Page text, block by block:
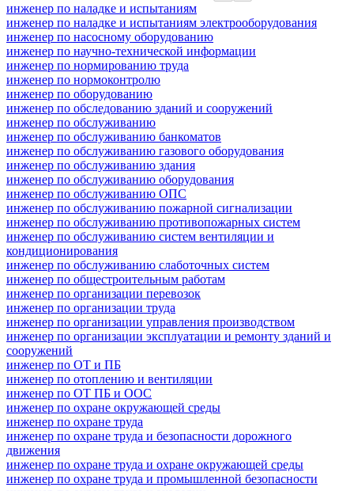
инженер по наладке и испытаниям
инженер по наладке и испытаниям электрооборудования
инженер по насосному оборудованию
инженер по научно-технической информации
инженер по нормированию труда
инженер по нормоконтролю
инженер по оборудованию
инженер по обследованию зданий и сооружений
инженер по обслуживанию
инженер по обслуживанию банкоматов
инженер по обслуживанию газового оборудования
инженер по обслуживанию здания
инженер по обслуживанию оборудования
инженер по обслуживанию ОПС
инженер по обслуживанию пожарной сигнализации
инженер по обслуживанию противопожарных систем
инженер по обслуживанию систем вентиляции и
кондиционирования
инженер по обслуживанию слаботочных систем
инженер по общестроительным работам
инженер по организации перевозок
инженер по организации труда
инженер по организации управления производством
инженер по организации эксплуатации и ремонту зданий и
сооружений
инженер по ОТ и ПБ
инженер по отоплению и вентиляции
инженер по ОТ ПБ и ООС
инженер по охране окружающей среды
инженер по охране труда
инженер по охране труда и безопасности дорожного
движения
инженер по охране труда и охране окружающей среды
инженер по охране труда и промышленной безопасности